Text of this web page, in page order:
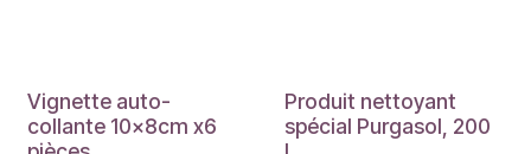
Déstockage
Vignette auto-
collante 10x8cm x6
Produit nettoyant
spécial Purgasol, 200